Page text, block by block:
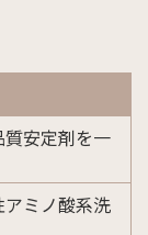
安定剤を一
ミノ酸系洗